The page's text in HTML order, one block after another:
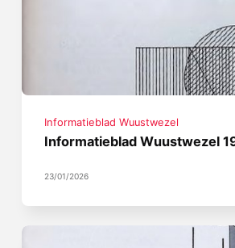
Informatieblad Wuustwezel
Informatieblad Wuustwezel
23/01/2026